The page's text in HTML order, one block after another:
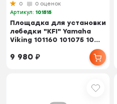
0
0 оценок
Артикул:101515
Площадка для установки
лебедки "KFI" Yamaha
Viking 101160 101075 10...
9 980₽